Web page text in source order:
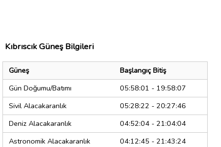
Kıbrıscık Güneş Bilgileri
Güneş
Başlangıç Bitiş
Gün Doğumu/Batımı
05:58:01 - 19:58:07
Sivil Alacakaranlık
05:28:22 - 20:27:46
Deniz Alacakaranlık
04:52:04 - 21:04:04
Astronomik Alacakaranlık
04:12:45 - 21:43:24